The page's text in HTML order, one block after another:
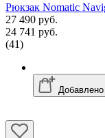
Рюкзак Nomatic
27 490 руб.
24 741 руб.
(41)